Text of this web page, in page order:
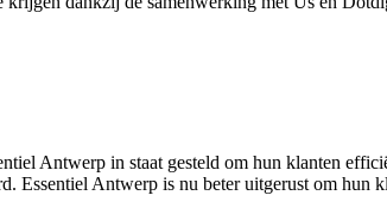
Antwerp in staat gesteld om hun klanten
Essentiel Antwerp is nu beter uitgerust om hun